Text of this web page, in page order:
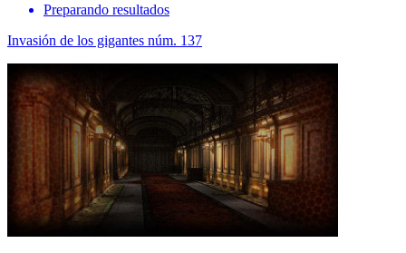
Preparando resultados
Invasión de los gigantes núm. 137